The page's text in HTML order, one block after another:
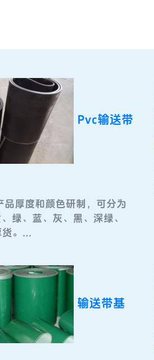
Pvc输送带
品厚度和颜色研制，可分为
绿、蓝、灰、黑、深绿、
。...
输送带基